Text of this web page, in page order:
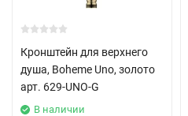
Кронштейн для верхнего
душа, Boheme Uno, золото
арт. 629-UNO-G
В наличии